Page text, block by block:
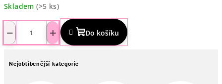
Skladem(>5 ks)
hodnocení
produktu
je
+
− Do košíku
Nejoblíbenější kategorie